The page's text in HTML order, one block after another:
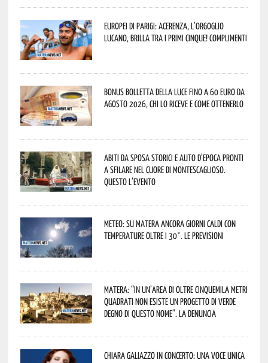
Europei di Parigi: Acerenza, l’orgoglio
lucano, brilla tra i primi cinque! Complimenti
Bonus bolletta della luce fino a 60 euro da
agosto 2026, chi lo riceve e come ottenerlo
Abiti da sposa storici e auto d’epoca pronti
a sfilare nel cuore di Montescaglioso.
Questo l’evento
Meteo: su Matera ancora giorni caldi con
temperature oltre i 30°. Le previsioni
Matera: “In un’area di oltre cinquemila metri
quadrati non esiste un progetto di verde
degno di questo nome”. La denuncia
Chiara Galiazzo in concerto: una voce unica